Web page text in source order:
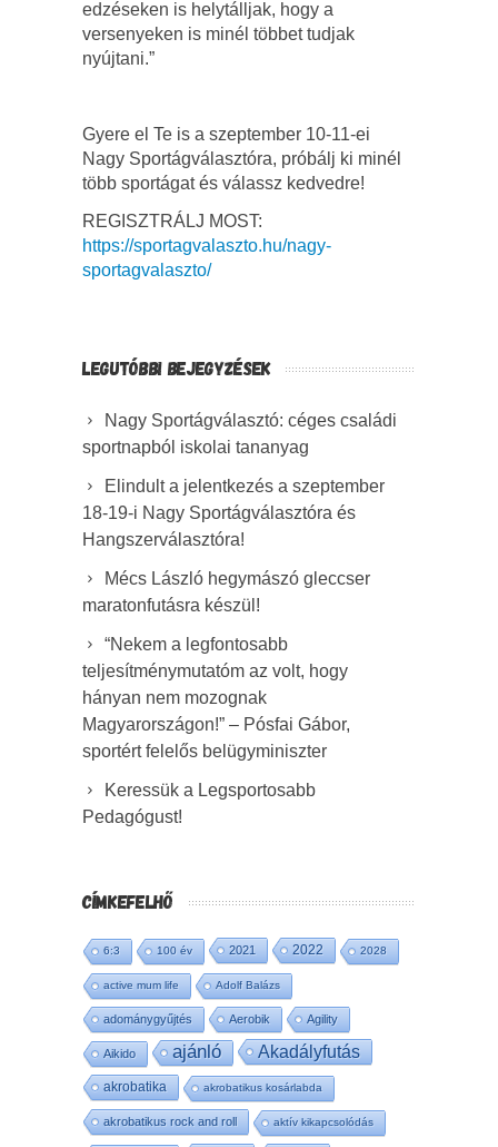
edzéseken is helytálljak, hogy a
versenyeken is minél többet tudjak
nyújtani.”
Gyere el Te is a szeptember 10-11-ei
Nagy Sportágválasztóra, próbálj ki minél
több sportágat és válassz kedvedre!
REGISZTRÁLJ MOST:
https://sportagvalaszto.hu/nagy-
sportagvalaszto/
LEGUTÓBBI BEJEGYZÉSEK
Nagy Sportágválasztó: céges családi
sportnapból iskolai tananyag
Elindult a jelentkezés a szeptember
18-19-i Nagy Sportágválasztóra és
Hangszerválasztóra!
Mécs László hegymászó gleccser
maratonfutásra készül!
“Nekem a legfontosabb
teljesítménymutatóm az volt, hogy
hányan nem mozognak
Magyarországon!” – Pósfai Gábor,
sportért felelős belügyminiszter
Keressük a Legsportosabb
Pedagógust!
CÍMKEFELHŐ
6:3 100 év 2021 2022 2028
active mum life Adolf Balázs
adománygyűjtés Aerobik Agility
Aikido ajánló Akadályfutás
akrobatika akrobatikus kosárlabda
akrobatikus rock and roll aktív kikapcsolódás